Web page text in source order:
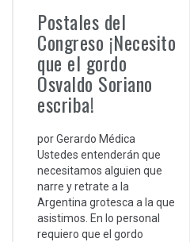
Postales del
Congreso ¡Necesito
que el gordo
Osvaldo Soriano
escriba!
por Gerardo Médica
Ustedes entenderán que
necesitamos alguien que
narre y retrate a la
Argentina grotesca a la que
asistimos. En lo personal
requiero que el gordo